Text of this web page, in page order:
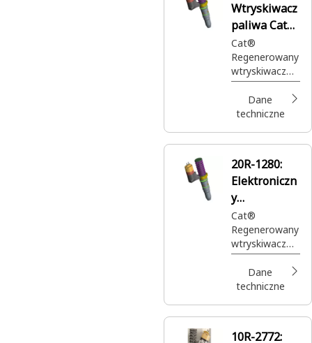
Wtryskiwacz
paliwa Cat®
Reman
Cat®
Regenerowany
wtryskiwacz
paliwa
dostarcza
paliwo pod
ciśnieniem do
Dane
techniczne
20R-1280:
Elektroniczn
y
wtryskiwacz
paliwa Cat®
Reman
Cat®
Regenerowany
wtryskiwacz
paliwa
dostarcza
paliwo pod
ciśnieniem do
Dane
techniczne
10R-2772: